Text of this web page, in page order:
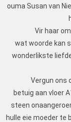
ouma Susan van
Vir haar
wat woorde kan s
wonderlikste
Vergun ons
betuig aan vloer
steen
hulle eie moeder te